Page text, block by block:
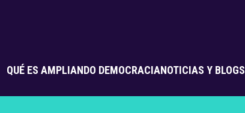
QUÉ ES AMPLIANDO DEMOCRACIANOTICIAS Y BLOGS